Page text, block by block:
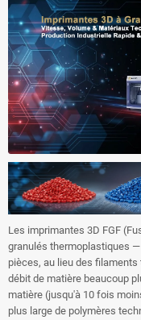
Les imprimantes 3D FGF
granulés thermoplastiques
pièces, au lieu des
débit de matière beaucoup
matière (jusqu'à 10 fois
plus large de polymères